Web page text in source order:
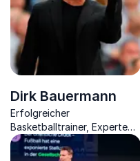
Dirk Bauermann
Erfolgreicher
Basketballtrainer, Experte
für Leadership,
internationales